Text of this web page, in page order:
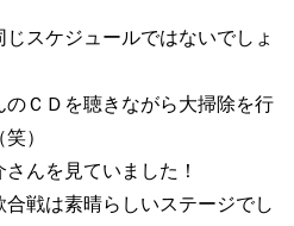
スケジュールではないでしょ
ＣＤを聴きながら大掃除を行
）
んを見ていました！
戦は素晴らしいステージでし